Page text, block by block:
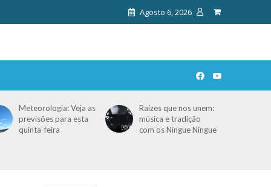
Agosto 6, 2026
Meteorologia: Veja as
previsões para esta
quinta-feira
Raízes que nos unem:
música e tradição
com os Ningue Ningue